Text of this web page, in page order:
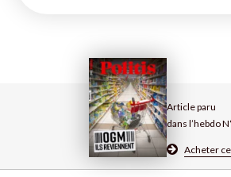
Article paru
dans l’hebdo
Acheter